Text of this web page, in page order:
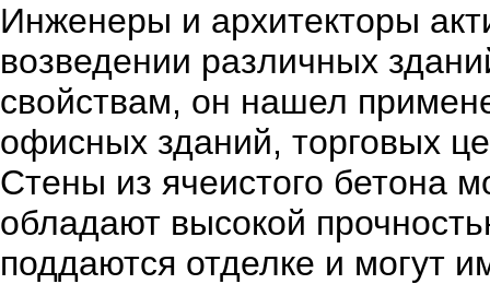
Инженеры и архитекторы
возведении различных
свойствам, он нашел
офисных зданий, торговых
Стены из ячеистого бетона
обладают высокой
поддаются отделке и могут